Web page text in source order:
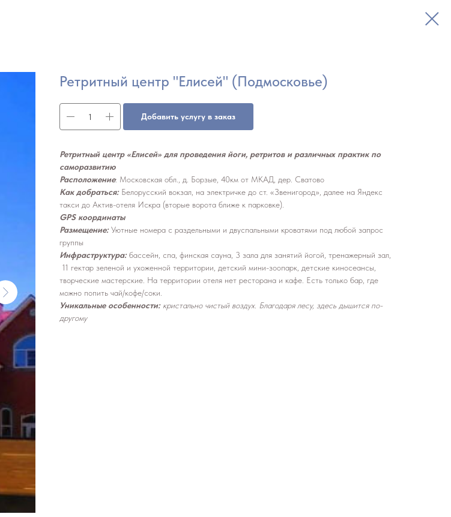
Ретритный центр "Елисей" (Подмосковье)
Добавить услугу в заказ
Ретритный центр «Елисей» для проведения йоги, ретритов и различных практик по
саморазвитию
Расположение: Московская обл., д. Борзые, 40км от МКАД, дер. Сватово
Как добраться: Белорусский вокзал, на электричке до ст. «Звенигород», далее на Яндекс
такси до Актив-отеля Искра (вторые ворота ближе к парковке).
GPS координаты
Размещение: Уютные номера с раздельными и двуспальными кроватями под любой запрос
группы
Инфраструктура: бассейн, спа, финская сауна, 3 зала для занятий йогой, тренажерный зал,
11 гектар зеленой и ухоженной территории, детский мини-зоопарк, детские киносеансы,
творческие мастерские. На территории отеля нет ресторана и кафе. Есть только бар, где
можно попить чай/кофе/соки.
Уникальные особенности: кристально чистый воздух. Благодаря лесу, здесь дышится по-
другому